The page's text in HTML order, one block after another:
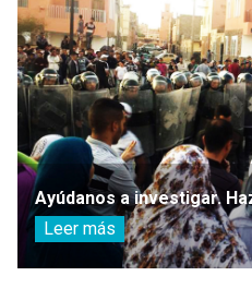
Ayúdanos a investigar.
Leer más